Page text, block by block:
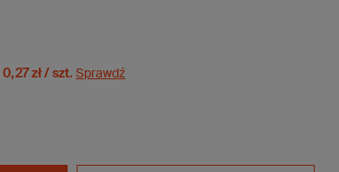
0,27 zł / szt. Sprawdź